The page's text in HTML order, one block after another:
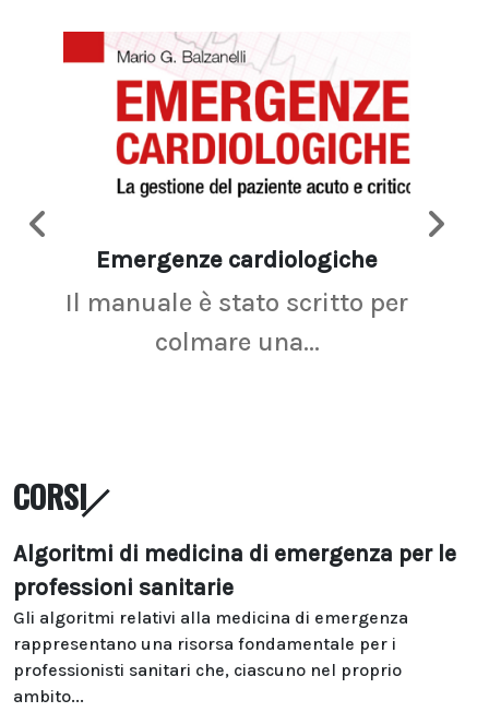
Emergenze cardiologiche
Il manuale è stato scritto per
colmare una...
CORSI
Algoritmi di medicina di emergenza per le
professioni sanitarie
Gli algoritmi relativi alla medicina di emergenza
rappresentano una risorsa fondamentale per i
professionisti sanitari che, ciascuno nel proprio
ambito...